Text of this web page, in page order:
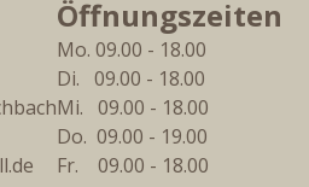
Öffnungszeiten
Mo. 09.00 - 18.00
Di.   09.00 - 18.00
Mi.   09.00 - 18.00
Do.  09.00 - 19.00
Fr.    09.00 - 18.00